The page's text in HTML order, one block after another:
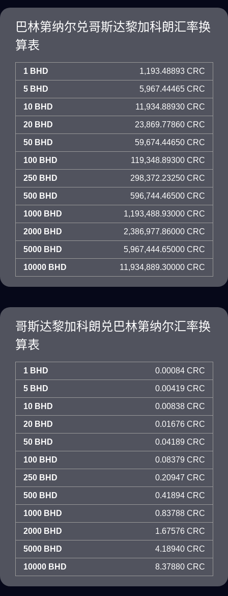
巴林第纳尔兑哥斯达黎加科朗汇率换
算表
1 BHD 1,193.48893 CRC
5 BHD 5,967.44465 CRC
10 BHD 11,934.88930 CRC
20 BHD 23,869.77860 CRC
50 BHD 59,674.44650 CRC
100 BHD 119,348.89300 CRC
250 BHD 298,372.23250 CRC
500 BHD 596,744.46500 CRC
1000 BHD 1,193,488.93000 CRC
2000 BHD 2,386,977.86000 CRC
5000 BHD 5,967,444.65000 CRC
10000 BHD 11,934,889.30000 CRC
哥斯达黎加科朗兑巴林第纳尔汇率换
算表
1 BHD 0.00084 CRC
5 BHD 0.00419 CRC
10 BHD 0.00838 CRC
20 BHD 0.01676 CRC
50 BHD 0.04189 CRC
100 BHD 0.08379 CRC
250 BHD 0.20947 CRC
500 BHD 0.41894 CRC
1000 BHD 0.83788 CRC
2000 BHD 1.67576 CRC
5000 BHD 4.18940 CRC
10000 BHD 8.37880 CRC